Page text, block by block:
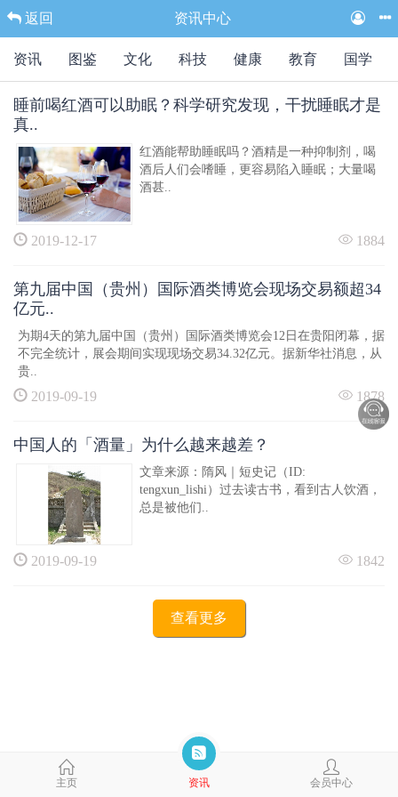
返回 资讯中心
资讯 图鉴 文化 科技 健康 教育 国学
睡前喝红酒可以助眠？科学研究发现，干扰睡眠才是
真..
红酒能帮助睡眠吗？酒精是一种抑制剂，喝
酒后人们会嗜睡，更容易陷入睡眠；大量喝
酒甚..
2019-12-17 1884
第九届中国（贵州）国际酒类博览会现场交易额超34
亿元..
为期4天的第九届中国（贵州）国际酒类博览会12日在贵阳闭幕，据
不完全统计，展会期间实现现场交易34.32亿元。据新华社消息，从
贵..
2019-09-19 1878
中国人的「酒量」为什么越来越差？
文章来源：隋风｜短史记（ID:
tengxun_lishi）过去读古书，看到古人饮酒，
总是被他们..
2019-09-19 1842
查看更多
主页 资讯 会员中心